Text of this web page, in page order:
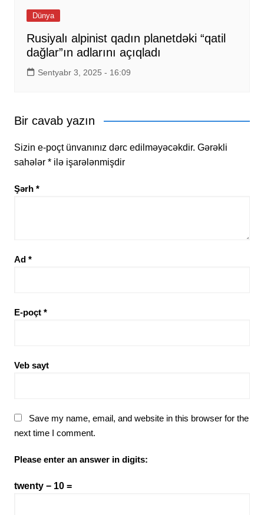
Dünya
Rusiyalı alpinist qadın planetdəki “qatil
dağlar”ın adlarını açıqladı
Sentyabr 3, 2025 - 16:09
Bir cavab yazın
Sizin e-poçt ünvanınız dərc edilməyəcəkdir. Gərəkli
sahələr *ilə işarələnmişdir
Şərh *
Ad *
E-poçt *
Veb sayt
Save my name, email, and website in this browser for the
next time I comment.
Please enter an answer in digits:
twenty − 10 =